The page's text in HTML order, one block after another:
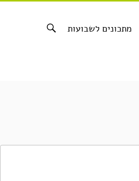
מתכונים לשבועות